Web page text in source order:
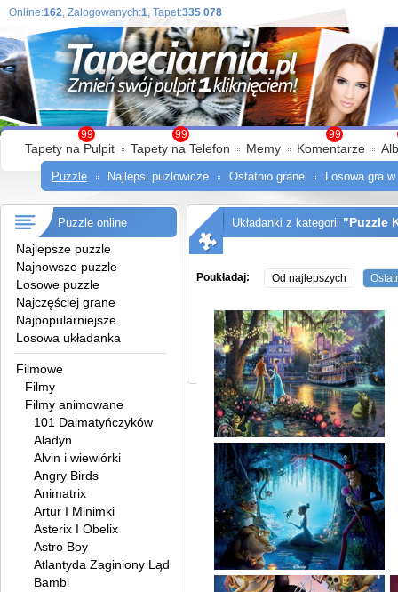
Online:162, Zalogowanych:1, Tapet:335 078
99 99 99
Tapety na Pulpit Tapety na Telefon Memy Komentarze
Puzzle Najlepsi puzlowicze Ostatnio grane Losowa gra
Puzzle online
Najlepsze puzzle
Najnowsze puzzle
Losowe puzzle
Najczęściej grane
Najpopularniejsze
Losowa układanka
Filmowe
Filmy
Filmy animowane
101 Dalmatyńczyków
Aladyn
Alvin i wiewiórki
Angry Birds
Animatrix
Artur I Minimki
Asterix I Obelix
Astro Boy
Atlantyda Zaginiony Ląd
Bambi
Układanki z kategorii "Puzzle
Poukładaj: Od najlepszych